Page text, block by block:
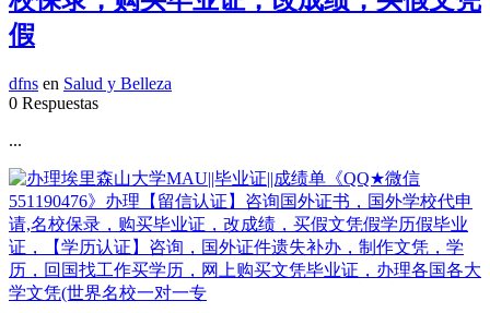
假
dfns en Salud y Belleza
0 Respuestas
...